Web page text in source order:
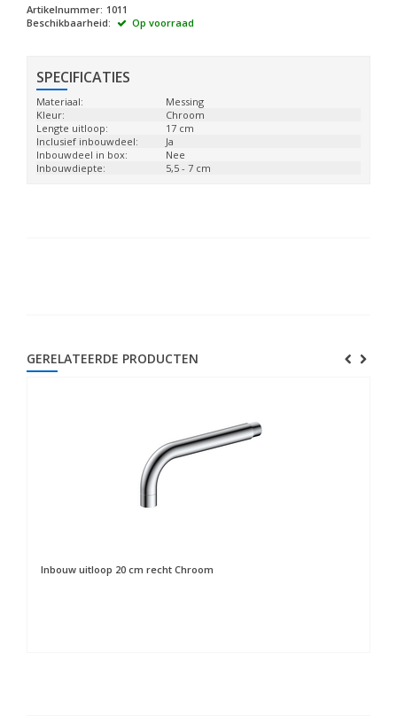
Artikelnummer: 1011
Beschikbaarheid:
Op voorraad
SPECIFICATIES
Materiaal:
Messing
Kleur:
Chroom
Lengte uitloop:
17 cm
Inclusief inbouwdeel:
Ja
Inbouwdeel in box:
Nee
Inbouwdiepte:
5,5 - 7 cm
GERELATEERDE PRODUCTEN
Inbouw uitloop 20 cm recht Chroom